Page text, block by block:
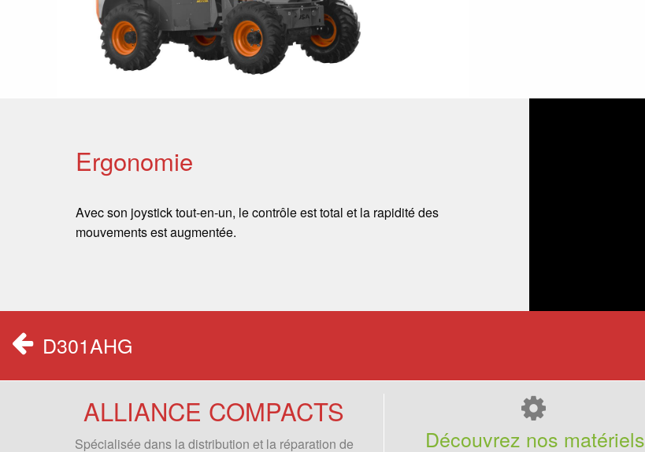
Ergonomie
Avec son joystick tout-en-un, le contrôle est total et la rapidité des
mouvements est augmentée.
D301AHG
ALLIANCE COMPACTS
Spécialisée dans la distribution et la réparation de Découvrez nos matériels